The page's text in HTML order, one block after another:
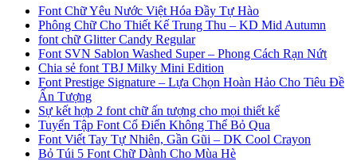
Font Chữ Yêu Nước Việt Hóa Đầy Tự Hào
Phông Chữ Cho Thiết Kế Trung Thu – KD Mid Autumn
font chữ Glitter Candy Regular
Font SVN Sablon Washed Super – Phong Cách Rạn Nứt
Chia sẻ font TBJ Milky Mini Edition
Font Prestige Signature – Lựa Chọn Hoàn Hảo Cho Tiêu Đề
Ấn Tượng
Sự kết hợp 2 font chữ ấn tượng cho mọi thiết kế
Tuyển Tập Font Cổ Điển Không Thể Bỏ Qua
Font Viết Tay Tự Nhiên, Gần Gũi – DK Cool Crayon
Bỏ Túi 5 Font Chữ Dành Cho Mùa Hè